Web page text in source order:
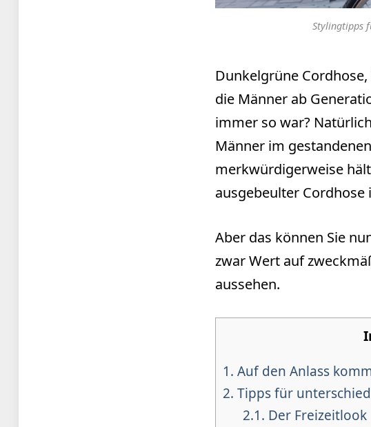
Stylingtipps
Dunkelgrüne
die Männer ab
immer so war?
Männer im
merkwürdigerweise
ausgebeulter Cordhose
Aber das können Sie
zwar Wert auf
aussehen.
1. Auf den Anlass
2. Tipps für
2.1. Der Freizeitlook